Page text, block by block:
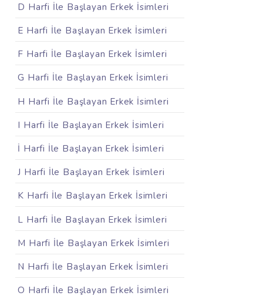
D Harfi İle Başlayan Erkek İsimleri
E Harfi İle Başlayan Erkek İsimleri
F Harfi İle Başlayan Erkek İsimleri
G Harfi İle Başlayan Erkek İsimleri
H Harfi İle Başlayan Erkek İsimleri
I Harfi İle Başlayan Erkek İsimleri
İ Harfi İle Başlayan Erkek İsimleri
J Harfi İle Başlayan Erkek İsimleri
K Harfi İle Başlayan Erkek İsimleri
L Harfi İle Başlayan Erkek İsimleri
M Harfi İle Başlayan Erkek İsimleri
N Harfi İle Başlayan Erkek İsimleri
O Harfi İle Başlayan Erkek İsimleri